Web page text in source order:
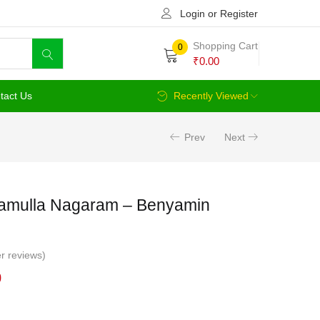
Login or Register
0 Shopping Cart
₹0.00
Us Recently Viewed
Prev Next
Nagaram – Benyamin
reviews)
Current